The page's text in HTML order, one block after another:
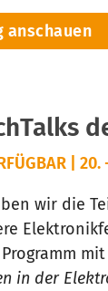
anschauen
|
wir die
in der